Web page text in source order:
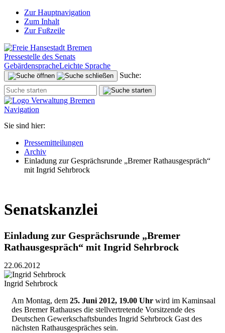
Zur Hauptnavigation
Zum Inhalt
Zur Fußzeile
Pressestelle des Senats
GebärdenspracheLeichte Sprache
Suche:
Navigation
Sie sind hier:
Pressemitteilungen
Archiv
Einladung zur Gesprächsrunde „Bremer Rathausgespräch“
mit Ingrid Sehrbrock
Senatskanzlei
Einladung zur Gesprächsrunde „Bremer
Rathausgespräch“ mit Ingrid Sehrbrock
22.06.2012
Ingrid Sehrbrock
Am Montag, dem 25. Juni 2012, 19.00 Uhr wird im Kaminsaal
des Bremer Rathauses die stellvertretende Vorsitzende des
Deutschen Gewerkschaftsbundes Ingrid Sehrbrock Gast des
nächsten Rathausgespräches sein.